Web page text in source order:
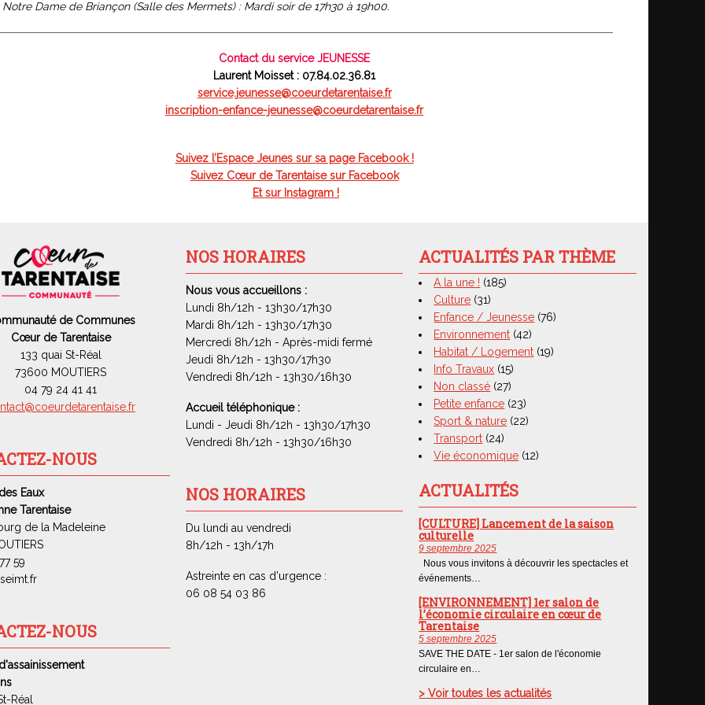
Notre Dame de Briançon (Salle des Mermets) : Mardi soir de 17h30 à 19h00.
Contact du service JEUNESSE
Laurent Moisset : 07.84.02.36.81
service.jeunesse@coeurdetarentaise.fr
inscription-enfance-jeunesse@coeurdetarentaise.fr
Suivez l’Espace Jeunes sur sa page Facebook !
Suivez Cœur de Tarentaise sur Facebook
Et sur Instagram !
de Communes
Cœur de Tarentaise
133 quai St-Réal
73600 MOUTIERS
04 79 24 41 41
NOUS
Eaux
Tarentaise
de la Madeleine
59
NOUS
Réal
NOS HORAIRES
Nous vous accueillons :
Lundi 8h/12h - 13h30/17h30
Mardi 8h/12h - 13h30/17h30
Mercredi 8h/12h - Après-midi fermé
Jeudi 8h/12h - 13h30/17h30
Vendredi 8h/12h - 13h30/16h30
Accueil téléphonique :
Lundi - Jeudi 8h/12h - 13h30/17h30
Vendredi 8h/12h - 13h30/16h30
NOS HORAIRES
Du lundi au vendredi
8h/12h - 13h/17h
Astreinte en cas d'urgence :
06 08 54 03 86
ACTUALITÉS PAR THÈME
A la une ! (185)
Culture (31)
Enfance / Jeunesse (76)
Environnement (42)
Habitat / Logement (19)
Info Travaux (15)
Non classé (27)
Petite enfance (23)
Sport & nature (22)
Transport (24)
Vie économique (12)
ACTUALITÉS
[CULTURE] Lancement de la saison
culturelle
9 septembre 2025
Nous vous invitons à découvrir les spectacles et
événements…
[ENVIRONNEMENT] 1er salon de
l’économie circulaire en cœur de
Tarentaise
5 septembre 2025
SAVE THE DATE - 1er salon de l'économie
circulaire en…
> Voir toutes les actualités